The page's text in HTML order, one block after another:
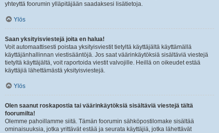
yhteyttä foorumin ylläpitäjään saadaksesi lisätietoja.
Ylös
Saan yksityisviestejä joita en halua!
Voit automaattisesti poistaa yksityisviestit tietyltä käyttäjältä käyttämällä
käyttäjänhallinnan viestisääntöjä. Jos saat väärinkäytöksiä sisältäviä viestejä
tietyltä käyttäjältä, voit raportoida viestit valvojille. Heillä on oikeudet estää
käyttäjiä lähettämästä yksityisviestejä.
Ylös
Olen saanut roskapostia tai väärinkäytöksiä sisältäviä viestejä tältä
foorumilta!
Olemme pahoillamme siitä. Tämän foorumin sähköpostilomake sisältää
ominaisuuksia, jotka yrittävät estää ja seurata käyttäjiä, jotka lähettävät